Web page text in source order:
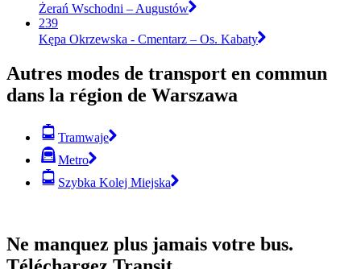
Żerań Wschodni – Augustów
239
Kępa Okrzewska - Cmentarz – Os. Kabaty
Autres modes de transport en commun
dans la région de Warszawa
Tramwaje
Metro
Szybka Kolej Miejska
Ne manquez plus jamais votre bus.